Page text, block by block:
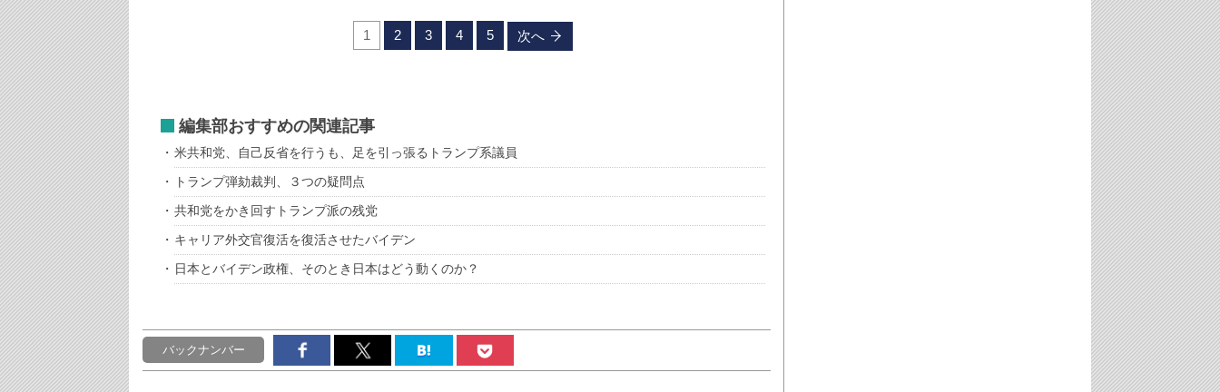
1 2 3 4 5 次へ
編集部おすすめの関連記事
米共和党、自己反省を行うも、足を引っ張るトランプ系議員
トランプ弾劾裁判、３つの疑問点
共和党をかき回すトランプ派の残党
キャリア外交官復活を復活させたバイデン
日本とバイデン政権、そのとき日本はどう動くのか？
バックナンバー